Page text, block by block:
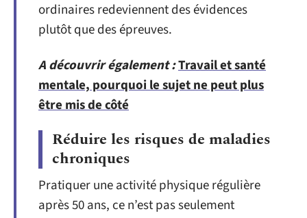
ordinaires redeviennent des évidences
plutôt que des épreuves.
A découvrir également :Travail et santé
mentale, pourquoi le sujet ne peut plus
être mis de côté
Réduire les risques de maladies
chroniques
Pratiquer une activité physique régulière
après 50 ans, ce n’est pas seulement